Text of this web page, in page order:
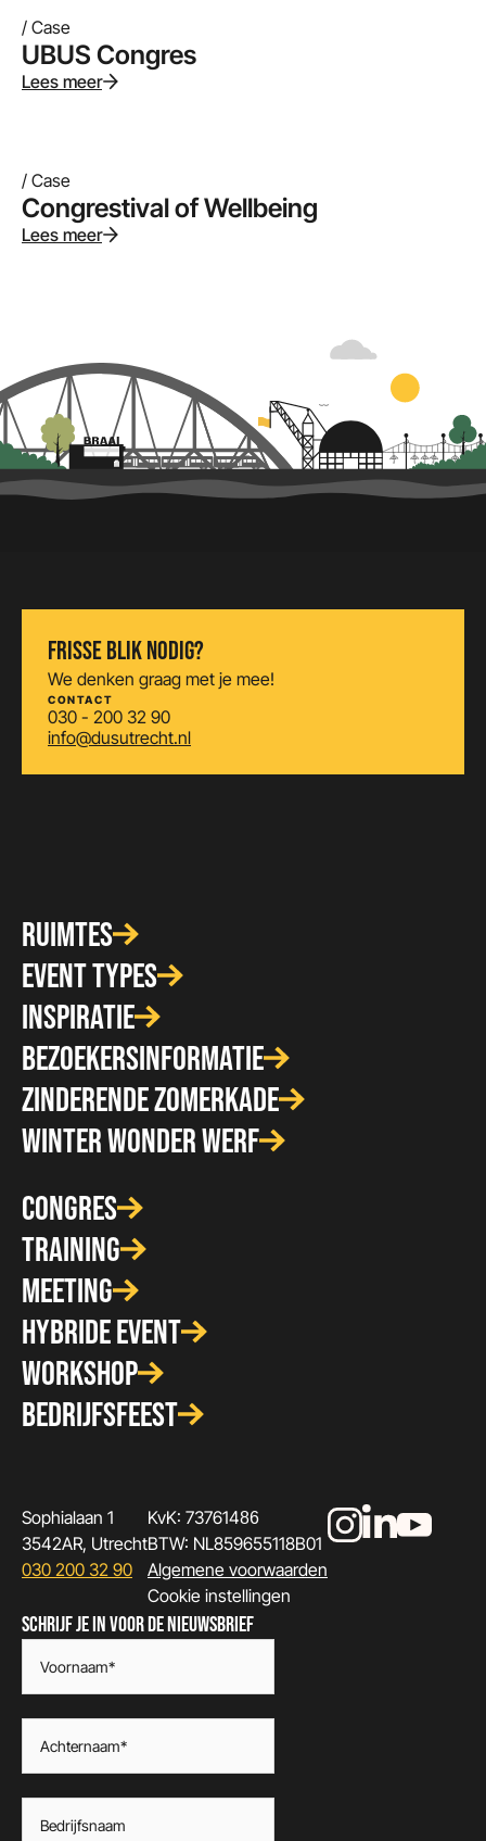
/ Case
UBUS Congres
Lees meer
/ Case
Congrestival of Wellbeing
Lees meer
FRISSE BLIK NODIG?
We denken graag met je mee!
CONTACT
030 - 200 32 90
info@dusutrecht.nl
RUIMTES
EVENT TYPES
INSPIRATIE
BEZOEKERSINFORMATIE
ZINDERENDE ZOMERKADE
WINTER WONDER WERF
CONGRES
TRAINING
MEETING
HYBRIDE EVENT
WORKSHOP
BEDRIJFSFEEST
Sophialaan 1
3542AR, Utrecht
030 200 32 90
KvK: 73761486
BTW: NL859655118B01
Algemene voorwaarden
Cookie instellingen
SCHRIJF JE IN VOOR DE NIEUWSBRIEF